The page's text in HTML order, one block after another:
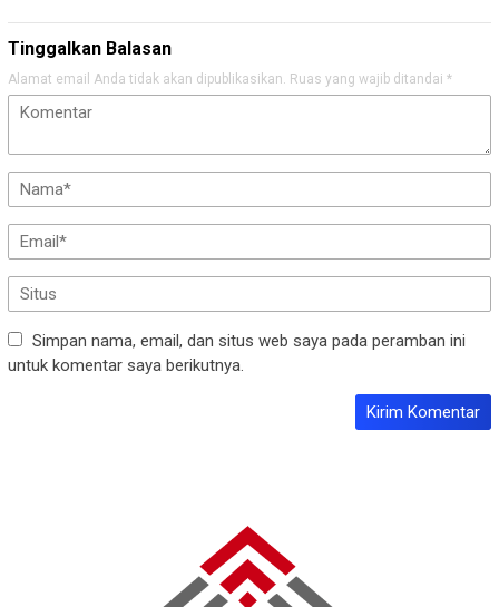
Tinggalkan Balasan
Alamat email Anda tidak akan dipublikasikan. Ruas yang wajib ditandai *
Simpan nama, email, dan situs web saya pada peramban ini
untuk komentar saya berikutnya.